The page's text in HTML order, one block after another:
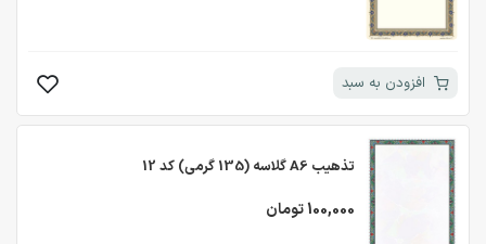
افزودن به سبد
تذهیب A6 گلاسه (135 گرمی) کد 12
100,000 تومان